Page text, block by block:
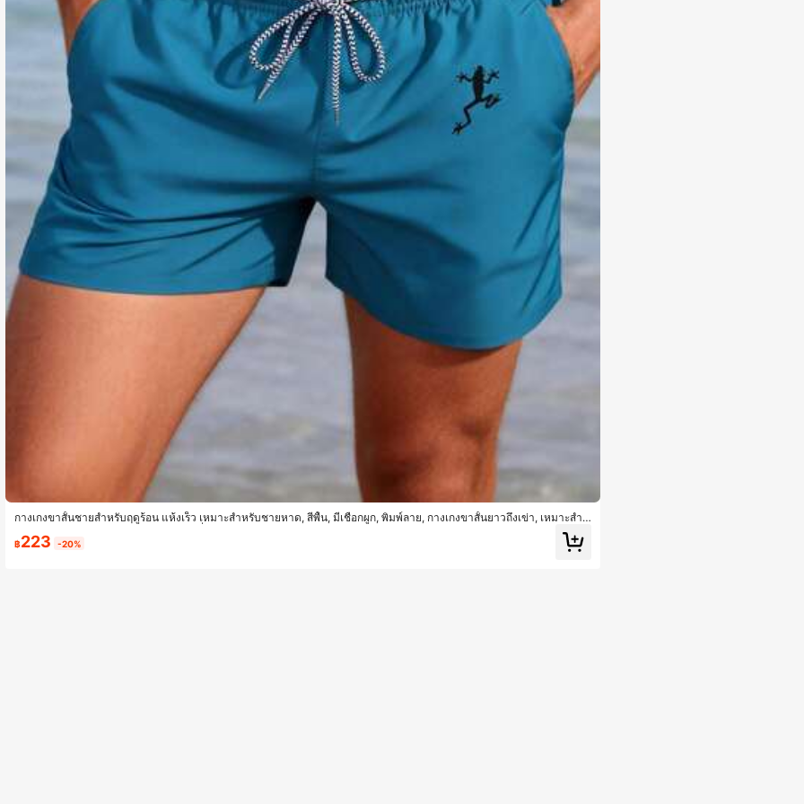
กางเกงขาสั้นชายสำหรับฤดูร้อน แห้งเร็ว เหมาะสำหรับชายหาด, สีพื้น, มีเชือกผูก, พิมพ์ลาย, กางเกงขาสั้นยาวถึงเข่า, เหมาะสำห
฿223 -20%